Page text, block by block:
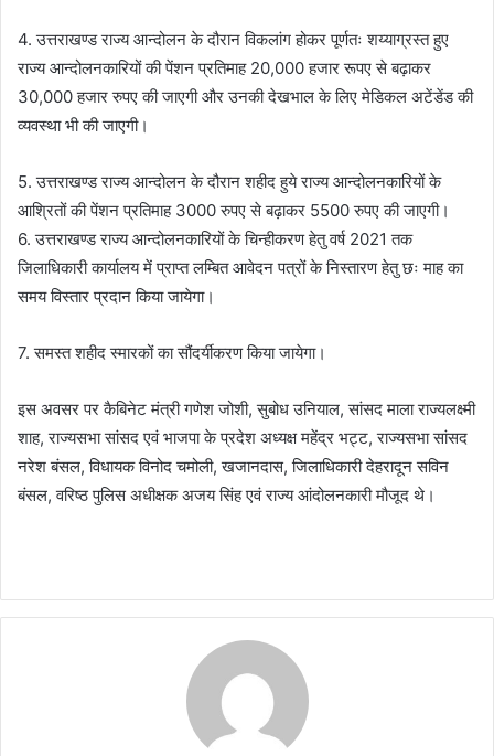
4. उत्तराखण्ड राज्य आन्दोलन के दौरान विकलांग होकर पूर्णतः शय्याग्रस्त हुए
राज्य आन्दोलनकारियों की पेंशन प्रतिमाह 20,000 हजार रूपए से बढ़ाकर
30,000 हजार रुपए की जाएगी और उनकी देखभाल के लिए मेडिकल अटेंडेंड की
व्यवस्था भी की जाएगी।
5. उत्तराखण्ड राज्य आन्दोलन के दौरान शहीद हुये राज्य आन्दोलनकारियों के
आश्रितों की पेंशन प्रतिमाह 3000 रुपए से बढ़ाकर 5500 रुपए की जाएगी।
6. उत्तराखण्ड राज्य आन्दोलनकारियों के चिन्हीकरण हेतु वर्ष 2021 तक
जिलाधिकारी कार्यालय में प्राप्त लम्बित आवेदन पत्रों के निस्तारण हेतु छः माह का
समय विस्तार प्रदान किया जायेगा।
7. समस्त शहीद स्मारकों का सौंदर्यीकरण किया जायेगा।
इस अवसर पर कैबिनेट मंत्री गणेश जोशी, सुबोध उनियाल, सांसद माला राज्यलक्ष्मी
शाह, राज्यसभा सांसद एवं भाजपा के प्रदेश अध्यक्ष महेंद्र भट्ट, राज्यसभा सांसद
नरेश बंसल, विधायक विनोद चमोली, खजानदास, जिलाधिकारी देहरादून सविन
बंसल, वरिष्ठ पुलिस अधीक्षक अजय सिंह एवं राज्य आंदोलनकारी मौजूद थे।